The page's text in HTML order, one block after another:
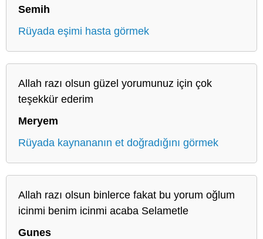
Semih
Rüyada eşimi hasta görmek
Allah razı olsun güzel yorumunuz için çok
teşekkür ederim
Meryem
Rüyada kaynananın et doğradığını görmek
Allah razı olsun binlerce fakat bu yorum oğlum
icinmi benim icinmi acaba Selametle
Gunes